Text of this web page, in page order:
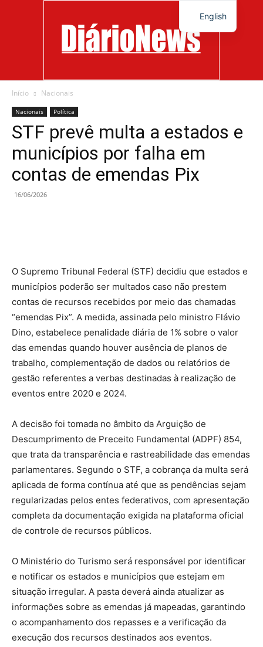
News
Início Nacionais
Nacionais Política
STF prevê multa a estados e
municípios por falha em
contas de emendas Pix
16/06/2026
O Supremo Tribunal Federal (STF) decidiu que estados e
municípios poderão ser multados caso não prestem
contas de recursos recebidos por meio das chamadas
“emendas Pix”. A medida, assinada pelo ministro Flávio
Dino, estabelece penalidade diária de 1% sobre o valor
das emendas quando houver ausência de planos de
trabalho, complementação de dados ou relatórios de
gestão referentes a verbas destinadas à realização de
eventos entre 2020 e 2024.
A decisão foi tomada no âmbito da Arguição de
Descumprimento de Preceito Fundamental (ADPF) 854,
que trata da transparência e rastreabilidade das emendas
parlamentares. Segundo o STF, a cobrança da multa será
aplicada de forma contínua até que as pendências sejam
regularizadas pelos entes federativos, com apresentação
completa da documentação exigida na plataforma oficial
de controle de recursos públicos.
O Ministério do Turismo será responsável por identificar
e notificar os estados e municípios que estejam em
situação irregular. A pasta deverá ainda atualizar as
informações sobre as emendas já mapeadas, garantindo
o acompanhamento dos repasses e a verificação da
execução dos recursos destinados aos eventos.
English